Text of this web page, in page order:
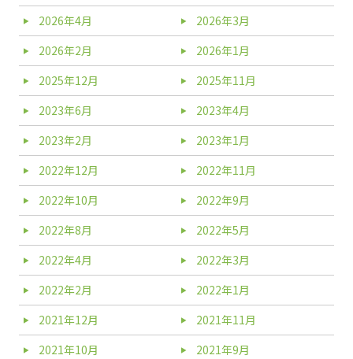
2026年4月
2026年3月
2026年2月
2026年1月
2025年12月
2025年11月
2023年6月
2023年4月
2023年2月
2023年1月
2022年12月
2022年11月
2022年10月
2022年9月
2022年8月
2022年5月
2022年4月
2022年3月
2022年2月
2022年1月
2021年12月
2021年11月
2021年10月
2021年9月